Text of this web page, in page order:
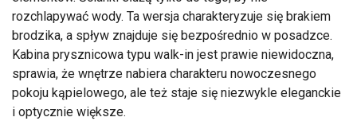
rozchlapywać wody. Ta wersja charakteryzuje się brakiem
brodzika, a spływ znajduje się bezpośrednio w posadzce.
Kabina prysznicowa typu walk-in jest prawie niewidoczna,
sprawia, że wnętrze nabiera charakteru nowoczesnego
pokoju kąpielowego, ale też staje się niezwykle eleganckie
i optycznie większe.